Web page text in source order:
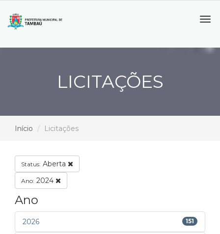
LICITAÇÕES
Início Licitações
Status: Aberta
Ano: 2024
Ano
2026 151